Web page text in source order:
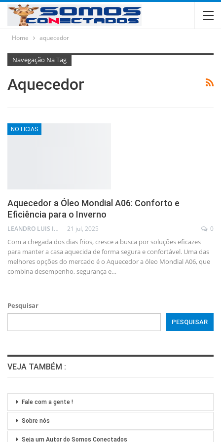
Home aquecedor
Navegação Na Tag
Aquecedor
NOTICIAS
Aquecedor a Óleo Mondial A06: Conforto e
Eficiência para o Inverno
LEANDRO LUIS ISOLA 21 jul, 2025 0
Com a chegada dos dias frios, cresce a busca por soluções eficazes
para manter a casa aquecida de forma segura e confortável. Uma das
melhores opções do mercado é o Aquecedor a óleo Mondial A06, que
combina desempenho, segurança e…
Pesquisar
PESQUISAR
VEJA TAMBÉM :
Fale com a gente !
Sobre nós
Seja um Autor do Somos Conectados